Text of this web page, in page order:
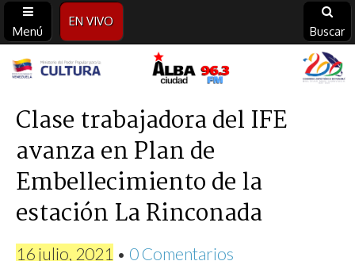
Menú
EN VIVO
Buscar
Alba
Ciudad
96.3
FM
Clase trabajadora del IFE
avanza en Plan de
Embellecimiento de la
estación La Rinconada
16 julio, 2021 • 0 Comentarios